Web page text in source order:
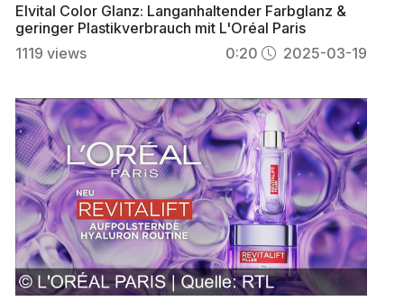
Elvital Color Glanz: Langanhaltender Farbglanz &
geringer Plastikverbrauch mit L'Oréal Paris
1119 views 0:20 2025-03-19